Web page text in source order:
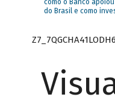
como o Banco
do Brasil e como